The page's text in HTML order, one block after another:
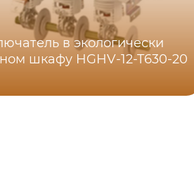
в экологически
шкафу HGHV-12-T630-20